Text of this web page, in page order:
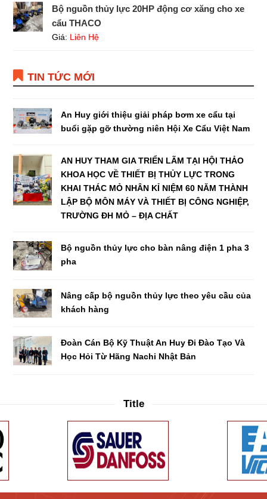
Bộ nguồn thủy lực 20HP động cơ xăng cho xe
cẩu THACO
Giá: Liên Hệ
TIN TỨC MỚI
An Huy giới thiệu giải pháp bơm xe cẩu tại
buổi gặp gỡ thường niên Hội Xe Cẩu Việt Nam
AN HUY THAM GIA TRIỂN LÃM TẠI HỘI THẢO
KHOA HỌC VỀ THIẾT BỊ THỦY LỰC TRONG
KHAI THÁC MỎ NHÂN KỈ NIỆM 60 NĂM THÀNH
LẬP BỘ MÔN MÁY VÀ THIẾT BỊ CÔNG NGHIỆP,
TRƯỜNG ĐH MỎ – ĐỊA CHẤT
Bộ nguồn thủy lực cho bàn nâng điện 1 pha 3
pha
Nâng cấp bộ nguồn thủy lực theo yêu cầu của
khách hàng
Đoàn Cán Bộ Kỹ Thuật An Huy Đi Đào Tạo Và
Học Hỏi Từ Hãng Nachi Nhật Bản
Title